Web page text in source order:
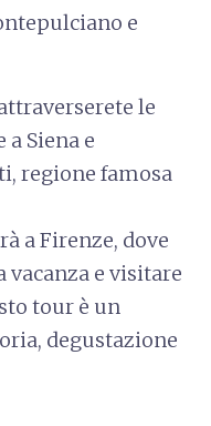
e
le
Siena e
regione famosa
a Firenze, dove
e visitare
tour è un
degustazione